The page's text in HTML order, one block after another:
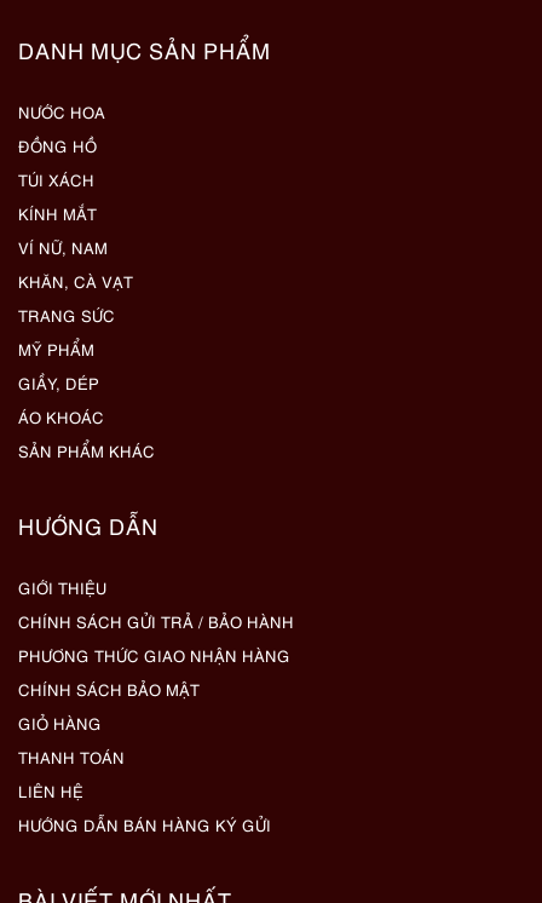
DANH MỤC SẢN PHẨM
NƯỚC HOA
ĐỒNG HỒ
TÚI XÁCH
KÍNH MẮT
VÍ NỮ, NAM
KHĂN, CÀ VẠT
TRANG SỨC
MỸ PHẨM
GIẦY, DÉP
ÁO KHOÁC
SẢN PHẨM KHÁC
HƯỚNG DẪN
GIỚI THIỆU
CHÍNH SÁCH GỬI TRẢ / BẢO HÀNH
PHƯƠNG THỨC GIAO NHẬN HÀNG
CHÍNH SÁCH BẢO MẬT
GIỎ HÀNG
THANH TOÁN
LIÊN HỆ
HƯỚNG DẪN BÁN HÀNG KÝ GỬI